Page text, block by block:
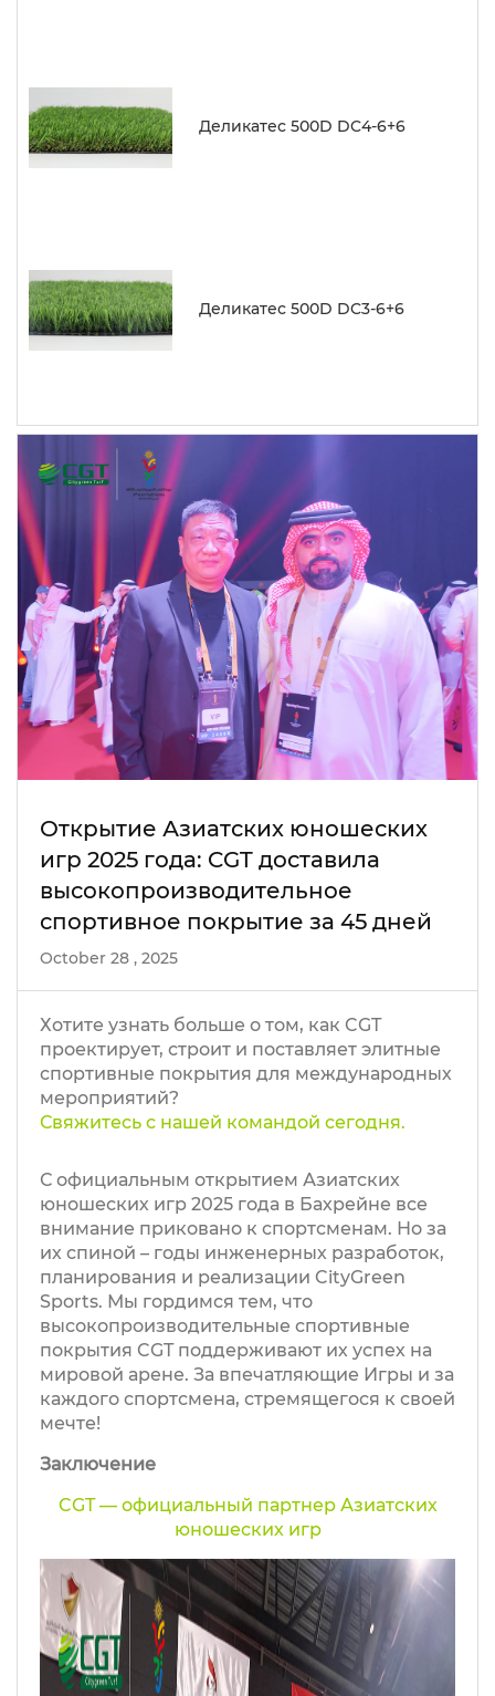
Открытие Азиатских юношеских
игр 2025 года: CGT доставила
высокопроизводительное
спортивное покрытие за 45 дней
October 28 , 2025
CGT — официальный партнер Азиатских
юношеских игр
Заключение
С официальным открытием Азиатских
юношеских игр 2025 года в Бахрейне все
внимание приковано к спортсменам. Но за
их спиной – годы инженерных разработок,
планирования и реализации CityGreen
Sports. Мы гордимся тем, что
высокопроизводительные спортивные
покрытия CGT поддерживают их успех на
мировой арене. За впечатляющие Игры и за
каждого спортсмена, стремящегося к своей
мечте!
Хотите узнать больше о том, как CGT
проектирует, строит и поставляет элитные
спортивные покрытия для международных
мероприятий?
Свяжитесь с нашей командой сегодня.
Деликатес 500D DC4-6+6
Деликатес 500D DC3-6+6